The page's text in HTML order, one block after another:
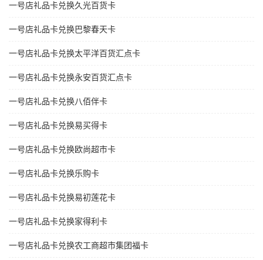
一号店礼品卡兑换久光百货卡
一号店礼品卡兑换巴黎春天卡
一号店礼品卡兑换太平洋百货汇点卡
一号店礼品卡兑换永安百货汇点卡
一号店礼品卡兑换八佰伴卡
一号店礼品卡兑换易买得卡
一号店礼品卡兑换欧尚超市卡
一号店礼品卡兑换乐购卡
一号店礼品卡兑换易初莲花卡
一号店礼品卡兑换家得利卡
一号店礼品卡兑换农工商超市集团福卡